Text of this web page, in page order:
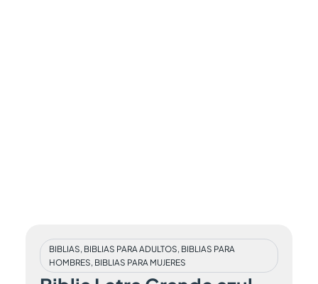
BIBLIAS, BIBLIAS PARA ADULTOS, BIBLIAS PARA
HOMBRES, BIBLIAS PARA MUJERES